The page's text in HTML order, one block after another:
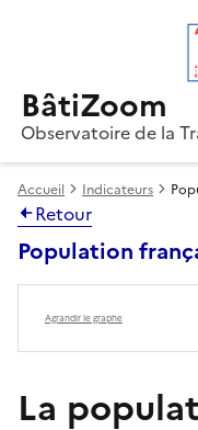
BâtiZoom
Observatoire de la
Accueil Indicateurs
Retour
Population
Agrandir le graphe
La